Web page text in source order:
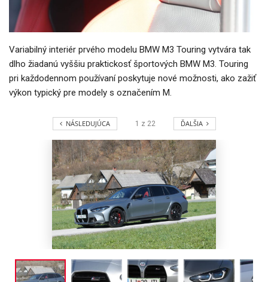
Variabilný interiér prvého modelu BMW M3 Touring vytvára tak
dlho žiadanú vyššiu praktickosť športových BMW M3. Touring
pri každodennom používaní poskytuje nové možnosti, ako zažiť
výkon typický pre modely s označením M.
NÁSLEDUJÚCA 1 z 22 ĎALŠIA